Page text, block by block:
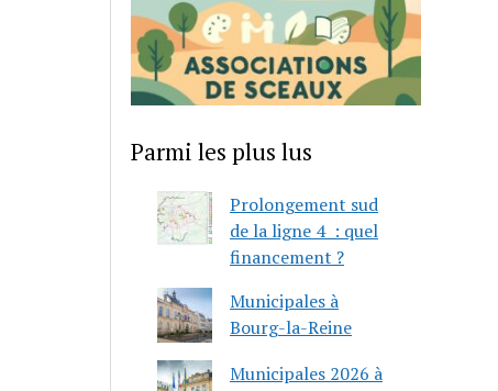
Parmi les plus lus
Prolongement sud
de la ligne 4 : quel
financement ?
Municipales à
Bourg-la-Reine
Municipales 2026 à